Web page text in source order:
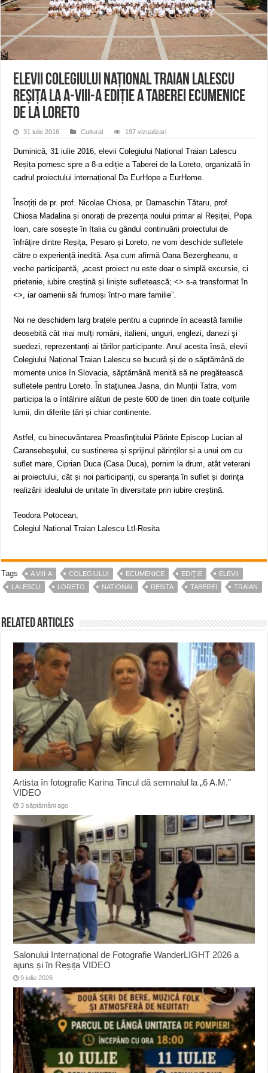
ANUNȚ OPRIRE APĂ în Reșița – avarie – 04.08.2026 – str. Văliugului și
ANUNŢ OPRIRE APĂ în CARANSEBEȘ – 04.08.2026 – avarie – Calea
Elevii Colegiului Național Traian Lalescu
Reșița la a-VIII-a ediție a Taberei ecumenice
de la Loreto
31 iulie 2016 Cultural 197 vizualizari
Duminică, 31 iulie 2016, elevii Colegiului Național Traian Lalescu
Reșița pornesc spre a 8-a ediție a Taberei de la Loreto, organizată în
cadrul proiectului internațional Da EurHope a EurHome.
Însoțiți de pr. prof. Nicolae Chiosa, pr. Damaschin Tătaru, prof.
Chiosa Madalina și onorați de prezența noului primar al Reșiței, Popa
Ioan, care sosește în Italia cu gândul continuării proiectului de
înfrățire dintre Reșița, Pesaro și Loreto, ne vom deschide sufletele
către o experiență inedită. Așa cum afirmă Oana Bezergheanu, o
veche participantă, „acest proiect nu este doar o simplă excursie, ci
prietenie, iubire creștină și liniște sufletească; <> s-a transformat în
<>, iar oamenii săi frumoși într-o mare familie”.
Noi ne deschidem larg brațele pentru a cuprinde în această familie
deosebită cât mai mulți români, italieni, unguri, englezi, danezi şi
suedezi, reprezentanți ai țărilor participante. Anul acesta însă, elevii
Colegiului Național Traian Lalescu se bucură și de o săptămână de
momente unice în Slovacia, săptămână menită să ne pregătească
sufletele pentru Loreto. În stațiunea Jasna, din Munții Tatra, vom
participa la o întâlnire alături de peste 600 de tineri din toate colțurile
lumii, din diferite țări și chiar continente.
Astfel, cu binecuvântarea Preasfinţitului Părinte Episcop Lucian al
Caransebeşului, cu susținerea și sprijinul părinților și a unui om cu
suflet mare, Ciprian Duca (Casa Duca), pornim la drum, atât veterani
ai proiectului, cât și noi participanți, cu speranța în suflet și dorința
realizării idealului de unitate în diversitate prin iubire creștină.
Teodora Potocean,
Colegiul National Traian Lalescu Ltl-Resita
Tags A VIII-A COLEGIULUI ECUMENICE EDIŢIE
ELEVII
LALESCU
LORETO NATIONAL RESITA TABEREI TRAIAN
Related Articles
Artista în fotografie Karina Tincul dă semnalul la „6 A.M.”
VIDEO
3 săptămâni ago
Salonului Internațional de Fotografie WanderLIGHT 2026 a
ajuns și în Reșița VIDEO
9 iulie 2026